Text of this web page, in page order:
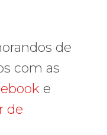
de
com as
e
de